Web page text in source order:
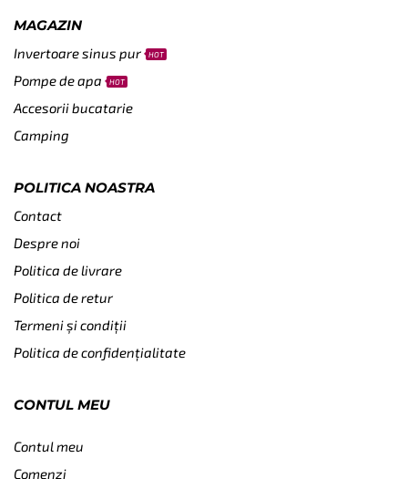
MAGAZIN
Invertoare sinus pur HOT
Pompe de apa HOT
Accesorii bucatarie
Camping
POLITICA NOASTRA
Contact
Despre noi
Politica de livrare
Politica de retur
Termeni și condiții
Politica de confidențialitate
CONTUL MEU
Contul meu
Comenzi